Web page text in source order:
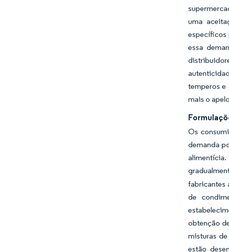
uma
específicos
essa
temperos e
mais o
Os
demanda
fabricantes
de
obtenção
misturas
estão